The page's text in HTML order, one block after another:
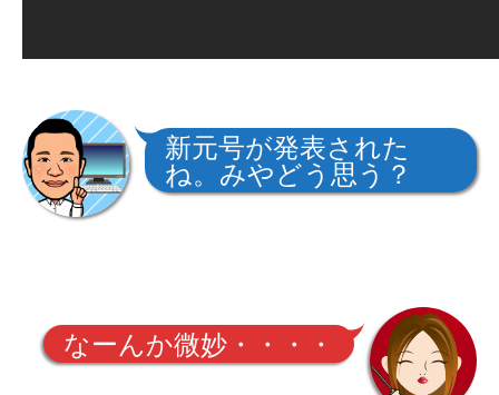
新元号が発表された
ね。みやどう思う？
なーんか微妙・・・・